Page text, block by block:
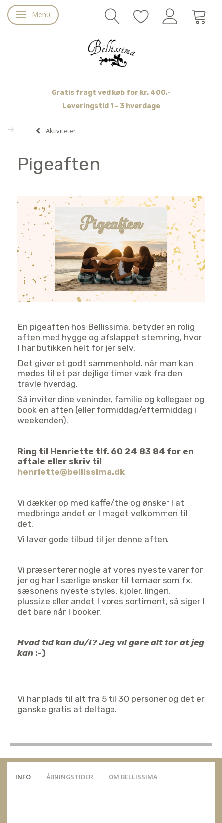
Skifte navigation
Menu
Gratis fragt ved køb for kr. 400,-
Leveringstid 1 - 3 hverdage
Aktiviteter
Pigeaften
En pigeaften hos Bellissima, betyder en rolig
aften med hygge og afslappet stemning, hvor
I har butikken helt for jer selv.
Det giver et godt sammenhold, når man kan
mødes til et par dejlige timer væk fra den
travle hverdag.
Så inviter dine veninder, familie og kollegaer og
book en aften (eller formiddag/eftermiddag i
weekenden).
Ring til Henriette tlf. 60 24 83 84 for en
aftale eller skriv til
henriette@bellissima.dk
Vi dækker op med kaffe/the og ønsker I at
medbringe andet er I meget velkommen til
det.
Vi laver gode tilbud til jer denne aften.
Vi præsenterer nogle af vores nyeste varer for
jer og har I særlige ønsker til temaer som fx.
sæsonens nyeste styles, kjoler, lingeri,
plussize eller andet I vores sortiment, så siger I
det bare når I booker.
Hvad tid kan du/I? Jeg vil gøre alt for at jeg
kan :-)
Vi har plads til alt fra 5 til 30 personer og det er
ganske gratis at deltage.
INFO ÅBNINGSTIDER OM BELLISSIMA